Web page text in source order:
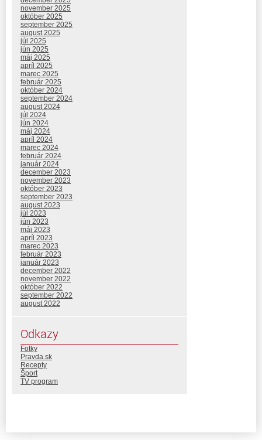
november 2025
október 2025
september 2025
august 2025
júl 2025
jún 2025
máj 2025
apríl 2025
marec 2025
február 2025
október 2024
september 2024
august 2024
júl 2024
jún 2024
máj 2024
apríl 2024
marec 2024
február 2024
január 2024
december 2023
november 2023
október 2023
september 2023
august 2023
júl 2023
jún 2023
máj 2023
apríl 2023
marec 2023
február 2023
január 2023
december 2022
november 2022
október 2022
september 2022
august 2022
Odkazy
Fotky
Pravda.sk
Recepty
Šport
TV program